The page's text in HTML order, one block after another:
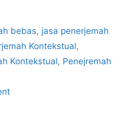
bebas, jasa penerjemah
Kontekstual,
Kontekstual, Penejremah